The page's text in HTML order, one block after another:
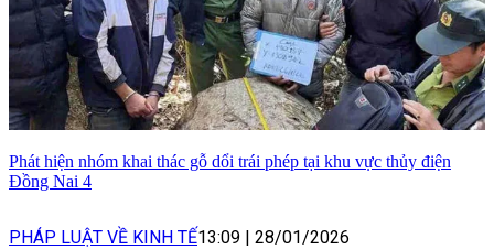
Phát hiện nhóm khai thác gỗ dổi trái phép tại khu vực thủy điện
Đồng Nai 4
PHÁP LUẬT VỀ KINH TẾ13:09 | 28/01/2026